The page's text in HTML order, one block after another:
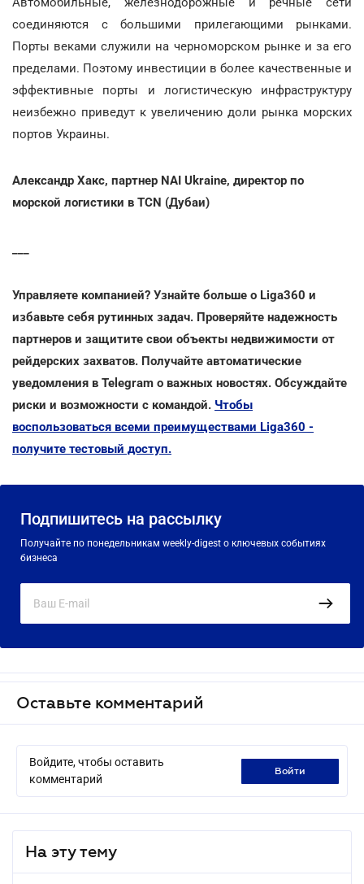
соединяются с большими прилегающими рынками.
Порты веками служили на черноморском рынке и за его
пределами. Поэтому инвестиции в более качественные и
эффективные порты и логистическую инфраструктуру
неизбежно приведут к увеличению доли рынка морских
портов Украины.
Александр Хакс, партнер NAI Ukraine, директор по
морской логистики в TCN (Дубаи)
Управляете компанией? Узнайте больше о Liga360 и
избавьте себя рутинных задач. Проверяйте надежность
партнеров и защитите свои объекты недвижимости от
рейдерских захватов. Получайте автоматические
уведомления в Telegram о важных новостях. Обсуждайте
риски и возможности с командой. Чтобы
воспользоваться всеми преимуществами Liga360 -
получите тестовый доступ.
Подпишитесь на рассылку
Получайте по понедельникам weekly-digest о ключевых событиях
бизнеса
Оставьте комментарий
Войдите, чтобы оставить
комментарий
войти
На эту тему